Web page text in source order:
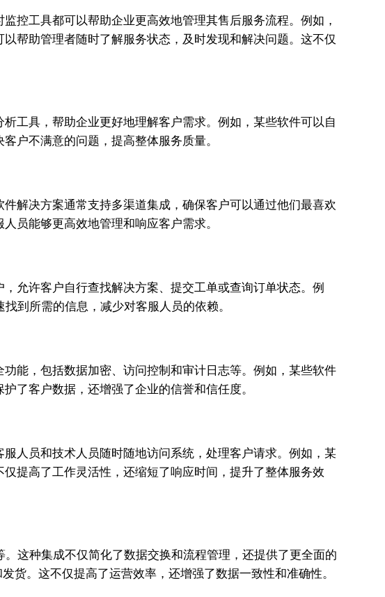
控工具都可以帮助企业更高效地管理其售后服务流程。例如，
帮助管理者随时了解服务状态，及时发现和解决问题。这不仅
工具，帮助企业更好地理解客户需求。例如，某些软件可以自
户不满意的问题，提高整体服务质量。
解决方案通常支持多渠道集成，确保客户可以通过他们最喜欢
员能够更高效地管理和响应客户需求。
允许客户自行查找解决方案、提交工单或查询订单状态。例
到所需的信息，减少对客服人员的依赖。
能，包括数据加密、访问控制和审计日志等。例如，某些软件
了客户数据，还增强了企业的信誉和信任度。
人员和技术人员随时随地访问系统，处理客户请求。例如，某
提高了工作灵活性，还缩短了响应时间，提升了整体服务效
这种集成不仅简化了数据交换和流程管理，还提供了更全面的
货。这不仅提高了运营效率，还增强了数据一致性和准确性。